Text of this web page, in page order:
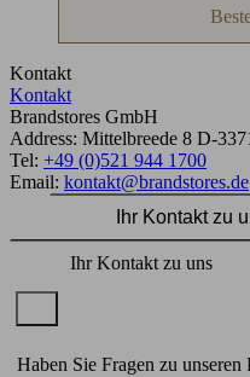
Kontakt
Kontakt
Brandstores GmbH
Address: Mittelbreede 8 D-
Tel: +49 (0)521 944 1700
Email: kontakt@brandstores.de
Ihr Kontakt zu
Ihr Kontakt zu uns
Haben Sie Fragen zu